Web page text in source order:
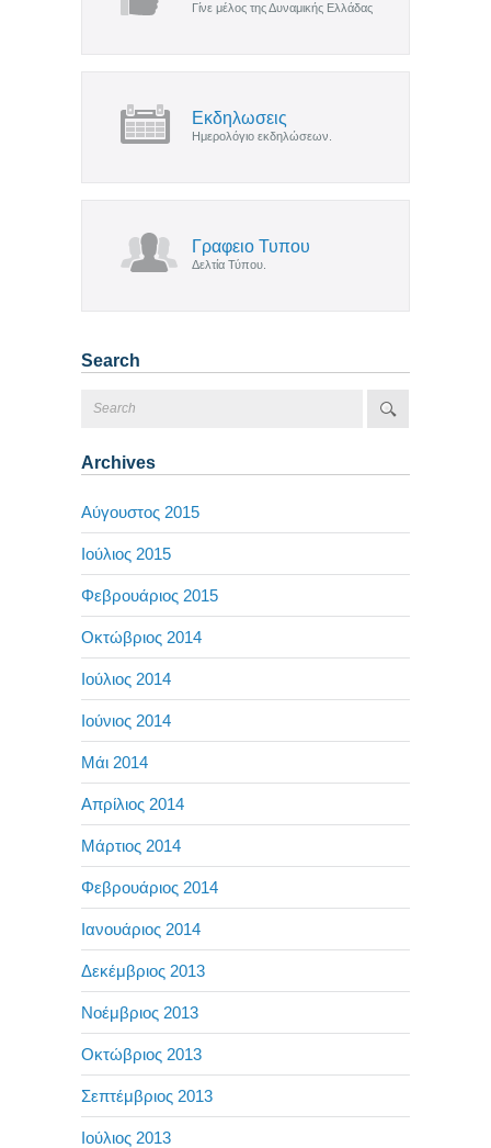
Γίνε μέλος της Δυναμικής Ελλάδας
Εκδηλωσεις
Ημερολόγιο εκδηλώσεων.
Γραφειο Τυπου
Δελτία Τύπου.
Search
Archives
Αύγουστος 2015
Ιούλιος 2015
Φεβρουάριος 2015
Οκτώβριος 2014
Ιούλιος 2014
Ιούνιος 2014
Μάι 2014
Απρίλιος 2014
Μάρτιος 2014
Φεβρουάριος 2014
Ιανουάριος 2014
Δεκέμβριος 2013
Νοέμβριος 2013
Οκτώβριος 2013
Σεπτέμβριος 2013
Ιούλιος 2013